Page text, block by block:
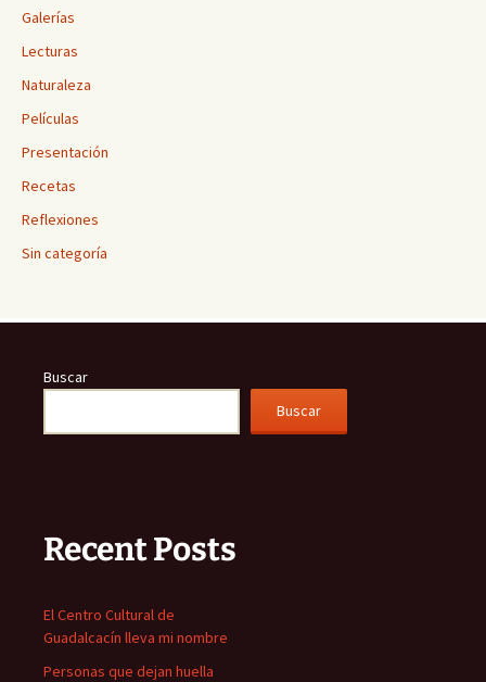
Galerías
Lecturas
Naturaleza
Películas
Presentación
Recetas
Reflexiones
Sin categoría
Buscar
Buscar
Recent Posts
El Centro Cultural de
Guadalcacín lleva mi nombre
Personas que dejan huella